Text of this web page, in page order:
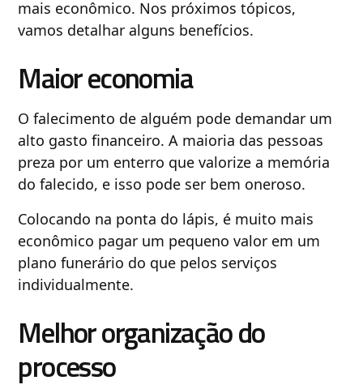
mais econômico. Nos próximos tópicos,
vamos detalhar alguns benefícios.
Maior economia
O falecimento de alguém pode demandar um
alto gasto financeiro. A maioria das pessoas
preza por um enterro que valorize a memória
do falecido, e isso pode ser bem oneroso.
Colocando na ponta do lápis, é muito mais
econômico pagar um pequeno valor em um
plano funerário do que pelos serviços
individualmente.
Melhor organização do
processo